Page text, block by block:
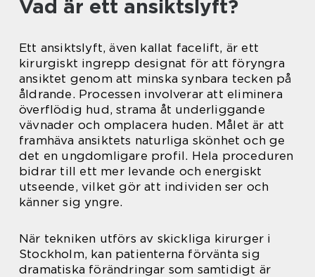
Vad är ett ansiktslyft?
Ett ansiktslyft, även kallat facelift, är ett
kirurgiskt ingrepp designat för att föryngra
ansiktet genom att minska synbara tecken på
åldrande. Processen involverar att eliminera
överflödig hud, strama åt underliggande
vävnader och omplacera huden. Målet är att
framhäva ansiktets naturliga skönhet och ge
det en ungdomligare profil. Hela proceduren
bidrar till ett mer levande och energiskt
utseende, vilket gör att individen ser och
känner sig yngre.
När tekniken utförs av skickliga kirurger i
Stockholm, kan patienterna förvänta sig
dramatiska förändringar som samtidigt är